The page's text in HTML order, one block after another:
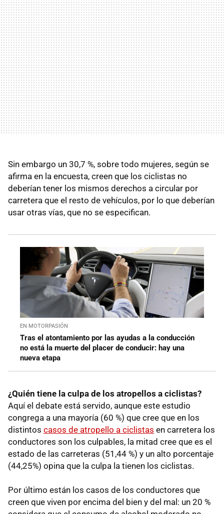
Sin embargo un 30,7 %, sobre todo mujeres, según se
afirma en la encuesta, creen que los ciclistas no
deberían tener los mismos derechos a circular por
carretera que el resto de vehículos, por lo que deberían
usar otras vías, que no se especifican.
EN MOTORPASIÓN
Tras el atontamiento por las ayudas a la conducción
no está la muerte del placer de conducir: hay una
nueva etapa
¿Quién tiene la culpa de los atropellos a ciclistas?
Aquí el debate está servido, aunque este estudio
congrega a una mayoría (60 %) que cree que en los
distintos casos de atropello a ciclistas en carretera los
conductores son los culpables, la mitad cree que es el
estado de las carreteras (51,44 %) y un alto porcentaje
(44,25%) opina que la culpa la tienen los ciclistas.
Por último están los casos de los conductores que
creen que viven por encima del bien y del mal: un 20 %